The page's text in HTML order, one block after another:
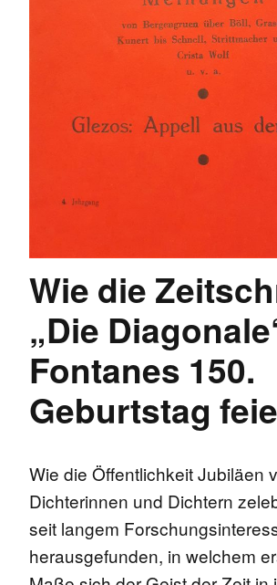
Wie die
„Die
Fontanes 150.
Geburtstag
Wie die Öffentlichkeit Jubiläen
Dichterinnen und Dichtern
seit langem
herausgefunden, in welchem